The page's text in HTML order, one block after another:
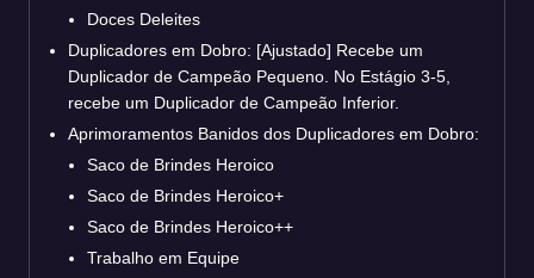
Doces Deleites
Duplicadores em Dobro: [Ajustado] Recebe um
Duplicador de Campeão Pequeno. No Estágio 3-5,
recebe um Duplicador de Campeão Inferior.
Aprimoramentos Banidos dos Duplicadores em Dobro:
Saco de Brindes Heroico
Saco de Brindes Heroico+
Saco de Brindes Heroico++
Trabalho em Equipe